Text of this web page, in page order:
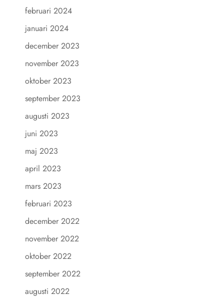
februari 2024
januari 2024
december 2023
november 2023
oktober 2023
september 2023
augusti 2023
juni 2023
maj 2023
april 2023
mars 2023
februari 2023
december 2022
november 2022
oktober 2022
september 2022
augusti 2022